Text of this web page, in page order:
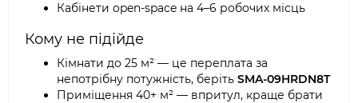
Кабінети open-space на 4–6 робочих місць
Кому не підійде
Кімнати до 25 м² — це переплата за
непотрібну потужність, беріть SMA-09HRDN8T
Приміщення 40+ м² — впритул, краще брати